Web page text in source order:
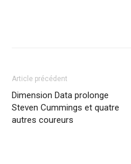
Article précédent
Dimension Data prolonge
Steven Cummings et quatre
autres coureurs